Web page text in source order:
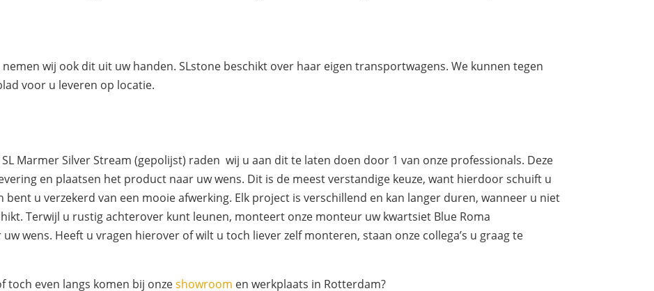
wij ook dit uit uw handen. SLstone beschikt over haar eigen transportwagens. We kunnen tegen
voor u leveren op locatie.
Marmer Silver Stream (gepolijst) raden wij u aan dit te laten doen door 1 van onze professionals. Deze
en plaatsen het product naar uw wens. Dit is de meest verstandige keuze, want hierdoor schuift u
u verzekerd van een mooie afwerking. Elk project is verschillend en kan langer duren, wanneer u niet
Terwijl u rustig achterover kunt leunen, monteert onze monteur uw kwartsiet Blue Roma
wens. Heeft u vragen hierover of wilt u toch liever zelf monteren, staan onze collega’s u graag te
toch even langs komen bij onzeshowroom en werkplaats in Rotterdam?